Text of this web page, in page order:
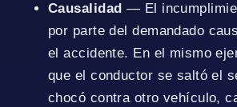
Causalidad — El
por parte del demandado
el accidente. En el mismo
que el conductor se saltó el
chocó contra otro vehículo,